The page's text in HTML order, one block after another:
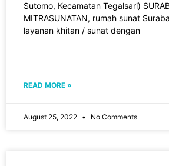
Sutomo, Kecamatan Tegalsari)
MITRASUNATAN, rumah sunat
layanan khitan / sunat dengan
READ MORE »
August 25, 2022 No Comments